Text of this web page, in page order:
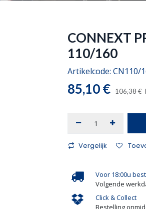
CONNEXT
110/160
Artikelcode: CN110/
85,10€ 106,38€
Vergelijk
Voor 18:00u
Volgende
Click & Collect
Bestelling